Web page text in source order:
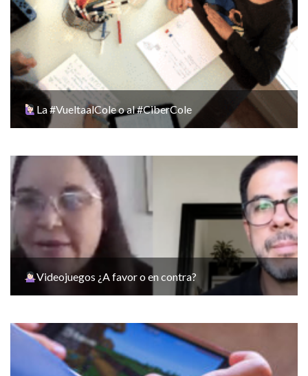
La #VueltaalCole o al #CiberCole
Videojuegos ¿A favor o en contra?